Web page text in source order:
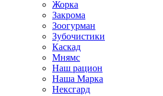
Жорка
Закрома
Зоогурман
Зубочистики
Каскад
Мнямс
Наш рацион
Наша Марка
Нексгард